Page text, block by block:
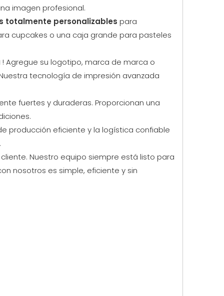
imagen profesional.
totalmente personalizables para
cupcakes o una caja grande para pasteles
! Agregue su logotipo, marca de marca o
tecnología de impresión avanzada
fuertes y duraderas. Proporcionan una
producción eficiente y la logística confiable
Nuestro equipo siempre está listo para
nosotros es simple, eficiente y sin